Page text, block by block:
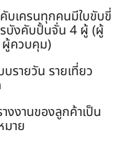
บเครนทุกคนมีใบขับขี่
รบังคับปั้นจั่น 4 ผู้ (ผู้
ควบคุม)
บรายวัน รายเที่ยว
งงานของลูกค้าเป็น
มาย